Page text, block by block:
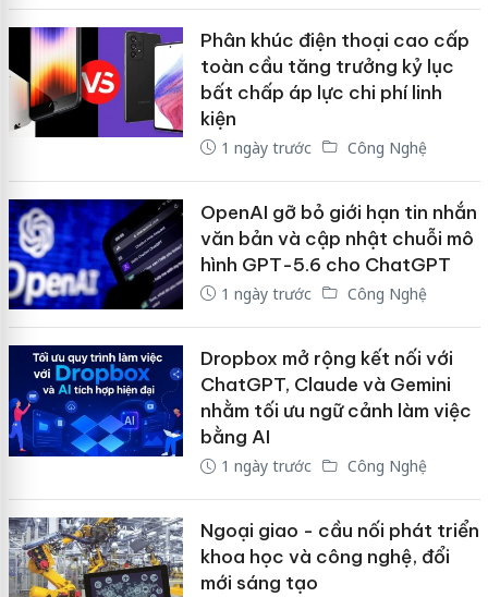
Phân khúc điện thoại cao cấp
toàn cầu tăng trưởng kỷ lục
bất chấp áp lực chi phí linh
kiện
1 ngày trước Công Nghệ
OpenAI gỡ bỏ giới hạn tin nhắn
văn bản và cập nhật chuỗi mô
hình GPT-5.6 cho ChatGPT
1 ngày trước Công Nghệ
Dropbox mở rộng kết nối với
ChatGPT, Claude và Gemini
nhằm tối ưu ngữ cảnh làm việc
bằng AI
1 ngày trước Công Nghệ
Ngoại giao - cầu nối phát triển
khoa học và công nghệ, đổi
mới sáng tạo